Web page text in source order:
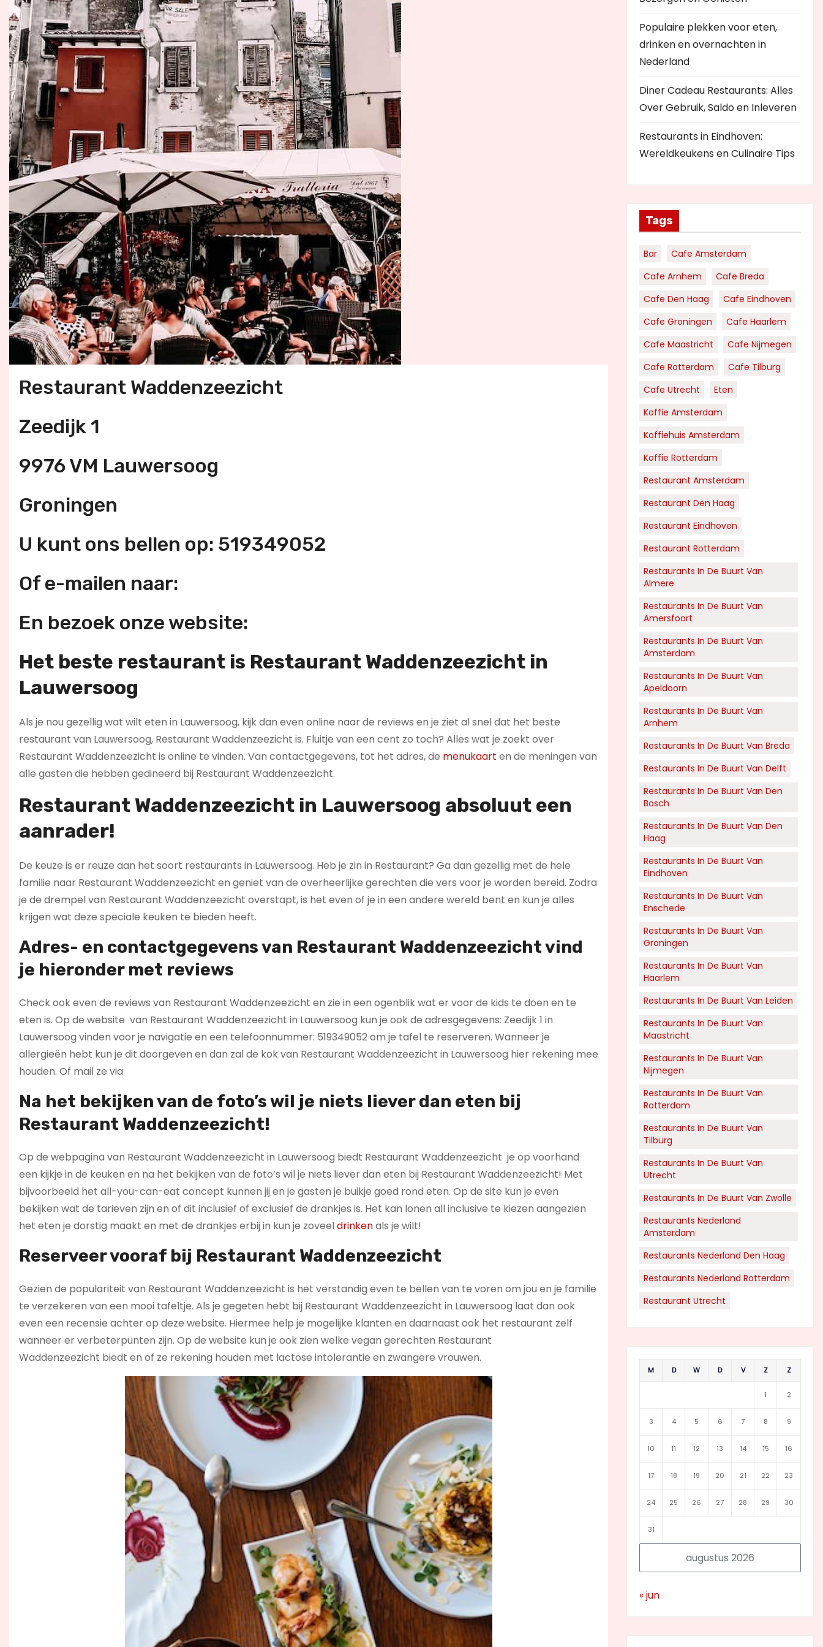
Restaurant Waddenzeezicht
Zeedijk 1
9976 VM Lauwersoog
Groningen
U kunt ons bellen op: 519349052
Of e-mailen naar:
En bezoek onze website:
Het beste restaurant is Restaurant Waddenzeezicht in
Lauwersoog
Als je nou gezellig wat wilt eten in Lauwersoog, kijk dan even online naar de reviews en je ziet al snel dat het beste
restaurant van Lauwersoog, Restaurant Waddenzeezicht is. Fluitje van een cent zo toch? Alles wat je zoekt over
Restaurant Waddenzeezicht is online te vinden. Van contactgegevens, tot het adres, de menukaart en de meningen van
alle gasten die hebben gedineerd bij Restaurant Waddenzeezicht.
Restaurant Waddenzeezicht in Lauwersoog absoluut een
aanrader!
De keuze is er reuze aan het soort restaurants in Lauwersoog. Heb je zin in Restaurant? Ga dan gezellig met de hele
familie naar Restaurant Waddenzeezicht en geniet van de overheerlijke gerechten die vers voor je worden bereid. Zodra
je de drempel van Restaurant Waddenzeezicht overstapt, is het even of je in een andere wereld bent en kun je alles
krijgen wat deze speciale keuken te bieden heeft.
Adres- en contactgegevens van Restaurant Waddenzeezicht vind
je hieronder met reviews
Check ook even de reviews van Restaurant Waddenzeezicht en zie in een ogenblik wat er voor de kids te doen en te
eten is. Op de website van Restaurant Waddenzeezicht in Lauwersoog kun je ook de adresgegevens: Zeedijk 1 in
Lauwersoog vinden voor je navigatie en een telefoonnummer: 519349052 om je tafel te reserveren. Wanneer je
allergieën hebt kun je dit doorgeven en dan zal de kok van Restaurant Waddenzeezicht in Lauwersoog hier rekening mee
houden. Of mail ze via
Na het bekijken van de foto’s wil je niets liever dan eten bij
Restaurant Waddenzeezicht!
Op de webpagina van Restaurant Waddenzeezicht in Lauwersoog biedt Restaurant Waddenzeezicht je op voorhand
een kijkje in de keuken en na het bekijken van de foto’s wil je niets liever dan eten bij Restaurant Waddenzeezicht! Met
bijvoorbeeld het all-you-can-eat concept kunnen jij en je gasten je buikje goed rond eten. Op de site kun je even
bekijken wat de tarieven zijn en of dit inclusief of exclusief de drankjes is. Het kan lonen all inclusive te kiezen aangezien
het eten je dorstig maakt en met de drankjes erbij in kun je zoveeldrinkenals je wilt!
Reserveer vooraf bij Restaurant Waddenzeezicht
Gezien de populariteit van Restaurant Waddenzeezicht is het verstandig even te bellen van te voren om jou en je familie
te verzekeren van een mooi tafeltje. Als je gegeten hebt bij Restaurant Waddenzeezicht in Lauwersoog laat dan ook
even een recensie achter op deze website. Hiermee help je mogelijke klanten en daarnaast ook het restaurant zelf
wanneer er verbeterpunten zijn. Op de website kun je ook zien welke vegan gerechten Restaurant
Waddenzeezicht biedt en of ze rekening houden met lactose intolerantie en zwangere vrouwen.
Populaire plekken voor eten,
drinken en overnachten in
Nederland
Diner Cadeau Restaurants: Alles
Over Gebruik, Saldo en Inleveren
Restaurants in Eindhoven:
Wereldkeukens en Culinaire Tips
Tags
Bar
Cafe Amsterdam
Cafe Arnhem
Cafe Breda
Cafe Den Haag
Cafe Eindhoven
Cafe Groningen
Cafe Haarlem
Cafe Maastricht
Cafe Nijmegen
Cafe Rotterdam
Cafe Tilburg
Cafe Utrecht
Eten
Koffie Amsterdam
Koffiehuis Amsterdam
Koffie Rotterdam
Restaurant Amsterdam
Restaurant Den Haag
Restaurant Eindhoven
Restaurant Rotterdam
Restaurants In De Buurt Van
Almere
Restaurants In De Buurt Van
Amersfoort
Restaurants In De Buurt Van
Amsterdam
Restaurants In De Buurt Van
Apeldoorn
Restaurants In De Buurt Van
Arnhem
Restaurants In De Buurt Van Breda
Restaurants In De Buurt Van Delft
Restaurants In De Buurt Van Den
Bosch
Restaurants In De Buurt Van Den
Haag
Restaurants In De Buurt Van
Eindhoven
Restaurants In De Buurt Van
Enschede
Restaurants In De Buurt Van
Groningen
Restaurants In De Buurt Van
Haarlem
Restaurants In De Buurt Van Leiden
Restaurants In De Buurt Van
Maastricht
Restaurants In De Buurt Van
Nijmegen
Restaurants In De Buurt Van
Rotterdam
Restaurants In De Buurt Van
Tilburg
Restaurants In De Buurt Van
Utrecht
Restaurants In De Buurt Van Zwolle
Restaurants Nederland
Amsterdam
Restaurants Nederland Den Haag
Restaurants Nederland Rotterdam
Restaurant Utrecht
augustus 2026
M D W D V Z Z
1 2
3 4 5 6 7 8 9
10 11 12 13 14 15 16
17 18 19 20 21 22 23
24 25 26 27 28 29 30
31
« jun